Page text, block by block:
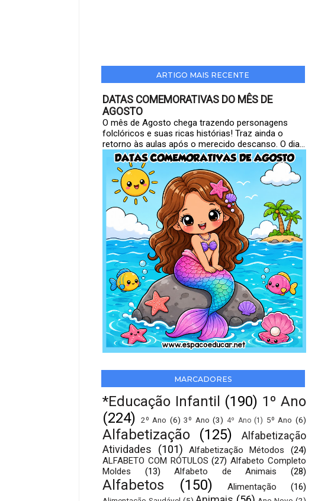
ARTIGO MAIS RECENTE
DATAS COMEMORATIVAS DO MÊS DE
AGOSTO
O mês de Agosto chega trazendo personagens
folclóricos e suas ricas histórias! Traz ainda o
retorno às aulas após o merecido descanso. O dia...
MARCADORES
*Educação Infantil (190) 1º Ano
(224)
2º Ano (6) 3º Ano (3) 4º Ano (1) 5º Ano (6)
Alfabetização (125)
Alfabetização
Atividades
(101) Alfabetização Métodos
(24)
ALFABETO COM RÓTULOS (27) Alfabeto Completo
Moldes
(13) Alfabeto de Animais (28)
Alfabetos (150) Alimentação (16)